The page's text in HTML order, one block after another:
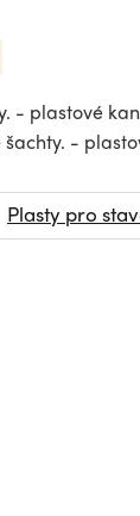
- plastové
-
Plasty pro